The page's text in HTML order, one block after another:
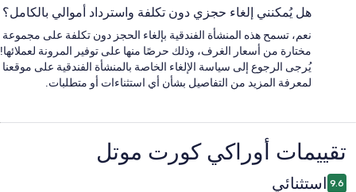
هل يُمكنني إلغاء حجزي دون تكلفة واسترداد أموالي بالكامل؟
نعم، تسمح هذه المنشأة الفندقية بإلغاء الحجز دون تكلفة على مجموعة
مختارة من أسعار الغرف، وذلك حرصًا منها على توفير المرونة لعملائها!
يُرجى الرجوع إلى سياسة الإلغاء الخاصة بالمنشأة الفندقية على موقعنا
لمعرفة المزيد من التفاصيل بشأن أي استثناءات أو متطلبات.
التقييمات
تقييمات ⁦أوراكي كورت موتل⁩
9.6 استثنائي